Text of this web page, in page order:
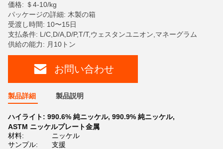
価格: ＄4-10/kg
パッケージの詳細: 木製の箱
受渡し時間: 10〜15日
支払条件: L/C,D/A,D/P,T/T,ウェスタンユニオン,マネーグラム
供給の能力: 月10トン
お問い合わせ
製品詳細 製品説明
ハイライト: 990.6% 純ニッケル, 990.9% 純ニッケル,
ASTM ニッケルプレート金属
材料:
ニッケル
サンプル:
支援